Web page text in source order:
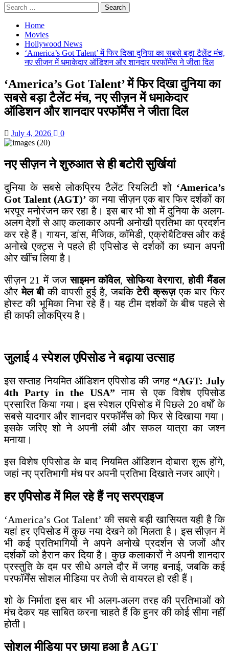
Search
for:
Home
Movies
Hollywood News
‘America’s Got Talent’ में फिर दिखा दुनिया का सबसे बड़ा टैलेंट मंच,
नए सीज़न में धमाकेदार ऑडिशन और शानदार परफॉर्मेंस ने जीता दिल
‘America’s Got Talent’ में फिर दिखा दुनिया का
सबसे बड़ा टैलेंट मंच, नए सीज़न में धमाकेदार
ऑडिशन और शानदार परफॉर्मेंस ने जीता दिल
July 4, 2026 0
नए सीज़न ने शुरुआत से ही बटोरी सुर्खियां
दुनिया के सबसे लोकप्रिय टैलेंट रियलिटी शो ‘America’s
Got Talent (AGT)’ का नया सीज़न एक बार फिर दर्शकों का
भरपूर मनोरंजन कर रहा है। इस बार भी शो में दुनिया के अलग-
अलग देशों से आए कलाकार अपनी अनोखी प्रतिभा का प्रदर्शन
कर रहे हैं। गायन, डांस, मैजिक, कॉमेडी, एक्रोबैटिक्स और कई
अनोखे एक्ट्स ने पहले ही एपिसोड से दर्शकों का ध्यान अपनी
ओर खींच लिया है।
सीज़न 21 में जजसाइमन कॉवेल,सोफिया वेरगारा,होवी मैंडल
औरमेल बीकी वापसी हुई है, जबकिटेरी क्रूज़एक बार फिर
होस्ट की भूमिका निभा रहे हैं। यह टीम दर्शकों के बीच पहले से
ही काफी लोकप्रिय है।
जुलाई 4 स्पेशल एपिसोड ने बढ़ाया उत्साह
इस सप्ताह नियमित ऑडिशन एपिसोड की जगह “AGT: July
4th Party in the USA” नाम से एक विशेष एपिसोड
प्रसारित किया गया। इस स्पेशल एपिसोड में पिछले 20 वर्षों के
सबसे यादगार और शानदार परफॉर्मेंस को फिर से दिखाया गया।
इसके जरिए शो ने अपनी लंबी और सफल यात्रा का जश्न
मनाया।
इस विशेष एपिसोड के बाद नियमित ऑडिशन दोबारा शुरू होंगे,
जहां नए प्रतिभागी मंच पर अपनी प्रतिभा दिखाते नजर आएंगे।
हर एपिसोड में मिल रहे हैं नए सरप्राइज
‘America’s Got Talent’ की सबसे बड़ी खासियत यही है कि
यहां हर एपिसोड में कुछ नया देखने को मिलता है। इस सीज़न में
भी कई प्रतिभागियों ने अपने अनोखे प्रदर्शन से जजों और
दर्शकों को हैरान कर दिया है। कुछ कलाकारों ने अपनी शानदार
प्रस्तुति के दम पर सीधे अगले दौर में जगह बनाई, जबकि कई
परफॉर्मेंस सोशल मीडिया पर तेजी से वायरल हो रही हैं।
शो के निर्माता इस बार भी अलग-अलग तरह की प्रतिभाओं को
मंच देकर यह साबित करना चाहते हैं कि हुनर की कोई सीमा नहीं
होती।
सोशल मीडिया पर छाया हुआ है AGT